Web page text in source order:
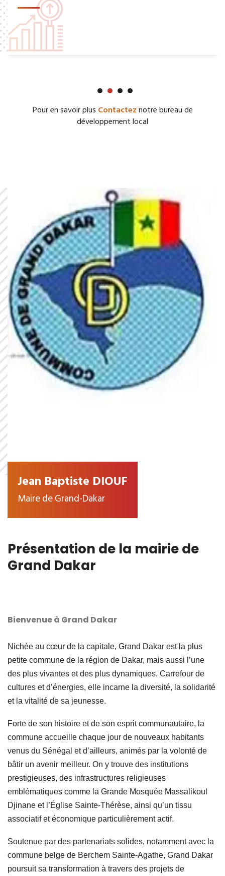
Pour en savoir plus Contacteznotre bureau de
développement local
Jean Baptiste DIOUF
Maire de Grand-Dakar
Présentation de la mairie de
Grand Dakar
Bienvenue à Grand Dakar
Nichée au cœur de la capitale, Grand Dakar est la plus
petite commune de la région de Dakar, mais aussi l’une
des plus vivantes et des plus dynamiques. Carrefour de
cultures et d’énergies, elle incarne la diversité, la solidarité
et la vitalité de sa jeunesse.
Forte de son histoire et de son esprit communautaire, la
commune accueille chaque jour de nouveaux habitants
venus du Sénégal et d’ailleurs, animés par la volonté de
bâtir un avenir meilleur. On y trouve des institutions
prestigieuses, des infrastructures religieuses
emblématiques comme la Grande Mosquée Massalikoul
Djinane et l’Église Sainte-Thérèse, ainsi qu’un tissu
associatif et économique particulièrement actif.
Soutenue par des partenariats solides, notamment avec la
commune belge de Berchem Sainte-Agathe, Grand Dakar
poursuit sa transformation à travers des projets de